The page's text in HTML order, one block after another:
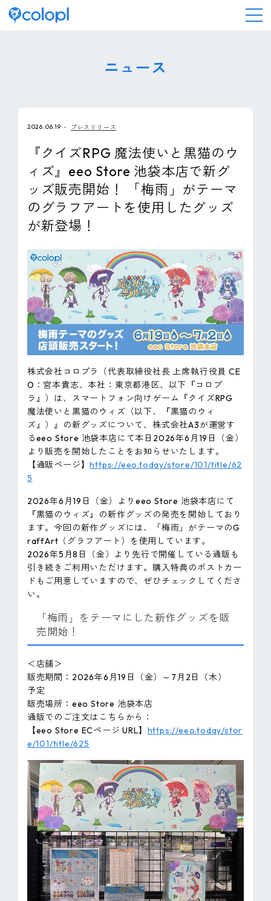
IR情報
採用情報
ピンマーク
EN
ニュース
2026.06.19 プレスリリース
『クイズRPG 魔法使いと黒猫のウ
ィズ』eeo Store 池袋本店で新グ
ッズ販売開始！ 「梅雨」がテーマ
のグラフアートを使用したグッズ
が新登場！
株式会社コロプラ（代表取締役社長 上席執行役員 CE
O：宮本貴志、本社：東京都港区、以下『コロプ
ラ』）は、スマートフォン向けゲーム『クイズRPG
魔法使いと黒猫のウィズ（以下、『黒猫のウィ
ズ』）』の新グッズについて、株式会社A3が運営す
るeeo Store 池袋本店にて本日2026年6月19日（金）
より販売を開始したことをお知らせいたします。
【通販ページ】https://eeo.today/store/101/title/62
5
2026年6月19日（金）よりeeo Store 池袋本店にて
『黒猫のウィズ』の新作グッズの発売を開始しており
ます。今回の新作グッズには、「梅雨」がテーマのG
raffArt（グラフアート）を使用しています。
2026年5月8日（金）より先行で開催している通販も
引き続きご利用いただけます。購入特典のポストカー
ドもご用意していますので、ぜひチェックしてくださ
い。
「梅雨」をテーマにした新作グッズを販
売開始！
＜店舗＞
販売期間：2026年6月19日（金）～7月2日（木）
予定
販売場所：eeo Store 池袋本店
通販でのご注文はこちらから：
【eeo Store ECページ URL】 https://eeo.today/stor
e/101/title/625